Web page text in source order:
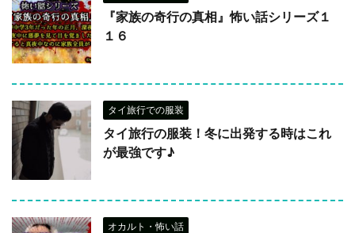
『家族の奇行の真相』怖い話シリーズ１
１６
タイ旅行での服装
タイ旅行の服装！冬に出発する時はこれ
が最強です♪
オカルト・怖い話